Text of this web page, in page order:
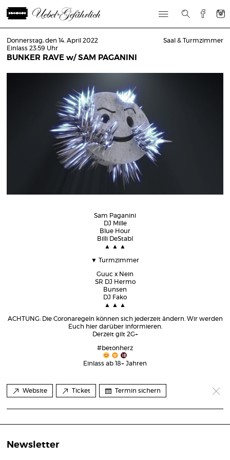
Donnerstag, den 14. April 2022
Einlass 23:59 Uhr
BUNKER RAVE w/ SAM PAGANINI
Saal & Turmzimmer
Sam Paganini
DJ Mille
Blue Hour
Billi DeStabl
▲ ▲ ▲
▼ Turmzimmer
Guuc x Nein
SR DJ Hermo
Bunsen
DJ Fako
▲ ▲ ▲
ACHTUNG: Die Coronaregeln können sich jederzeit ändern. Wir werden
Euch hier darüber informieren.
Derzeit gilt 2G+
#betonherz
Einlass ab 18+ Jahren
Website Ticket Termin sichern
Newsletter